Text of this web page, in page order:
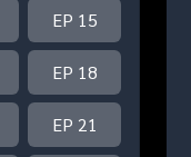
EP 15
EP 18
EP 21